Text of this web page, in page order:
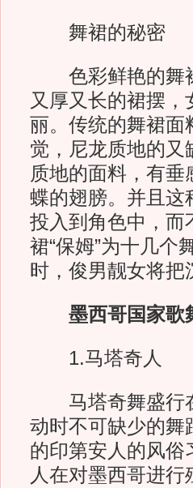
舞裙的秘密
色彩鲜艳的舞裙
又厚又长的裙摆
丽。传统的舞裙面
觉，尼龙质地的又
质地的面料，有
蝶的翅膀。并且这
投入到角色中，而
裙“保姆”为十几个
时，俊男靓女将把
墨西哥国家歌
1.马塔奇人
马塔奇舞盛行在
动时不可缺少的舞
的印第安人的风俗
人在对墨西哥进